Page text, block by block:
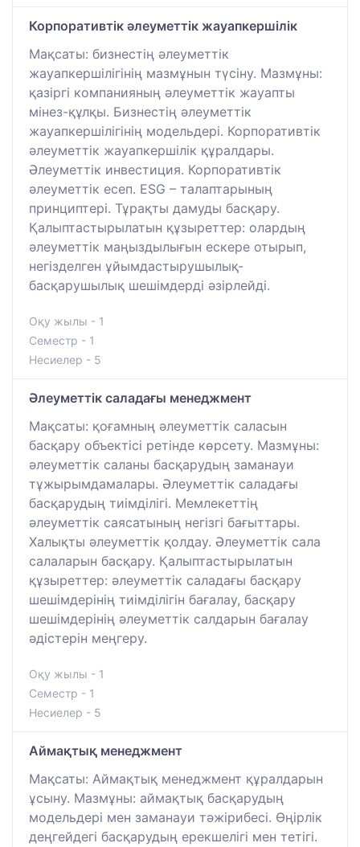
Корпоративтік әлеуметтік жауапкершілік
Мақсаты: бизнестің әлеуметтік
жауапкершілігінің мазмұнын түсіну. Мазмұны:
қазіргі компанияның әлеуметтік жауапты
мінез-құлқы. Бизнестің әлеуметтік
жауапкершілігінің модельдері. Корпоративтік
әлеуметтік жауапкершілік құралдары.
Әлеуметтік инвестиция. Корпоративтік
әлеуметтік есеп. ESG – талаптарының
принциптері. Тұрақты дамуды басқару.
Қалыптастырылатын құзыреттер: олардың
әлеуметтік маңыздылығын ескере отырып,
негізделген ұйымдастырушылық-
басқарушылық шешімдерді әзірлейді.
Оқу жылы - 1
Семестр - 1
Несиелер - 5
Әлеуметтік саладағы менеджмент
Мақсаты: қоғамның әлеуметтік саласын
басқару объектісі ретінде көрсету. Мазмұны:
әлеуметтік саланы басқарудың заманауи
тұжырымдамалары. Әлеуметтік саладағы
басқарудың тиімділігі. Мемлекеттің
әлеуметтік саясатының негізгі бағыттары.
Халықты әлеуметтік қолдау. Әлеуметтік сала
салаларын басқару. Қалыптастырылатын
құзыреттер: әлеуметтік саладағы басқару
шешімдерінің тиімділігін бағалау, басқару
шешімдерінің әлеуметтік салдарын бағалау
әдістерін меңгеру.
Оқу жылы - 1
Семестр - 1
Несиелер - 5
Аймақтық менеджмент
Мақсаты: Аймақтық менеджмент құралдарын
ұсыну. Мазмұны: аймақтық басқарудың
модельдері мен заманауи тәжірибесі. Өңірлік
деңгейдегі басқарудың ерекшелігі мен тетігі.